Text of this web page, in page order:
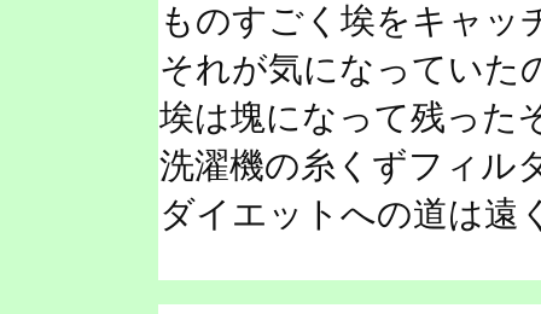
ものすごく埃をキャッ
それが気になっていた
埃は塊になって残った
洗濯機の糸くずフィル
ダイエットへの道は遠